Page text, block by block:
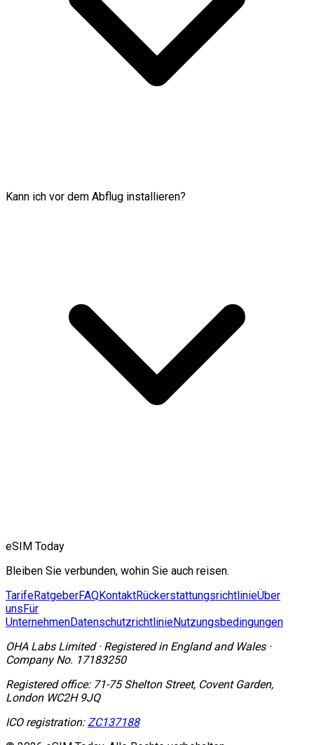
Kann ich vor dem Abflug installieren?
eSIM Today
Bleiben Sie verbunden, wohin Sie auch reisen.
TarifeRatgeberFAQKontaktRückerstattungsrichtlinieÜber
unsFür
UnternehmenDatenschutzrichtlinieNutzungsbedingungen
OHA Labs Limited· Registered in England and Wales·
Company No. 17183250
Registered office: 71-75 Shelton Street, Covent Garden,
London WC2H 9JQ
ICO registration: ZC137188